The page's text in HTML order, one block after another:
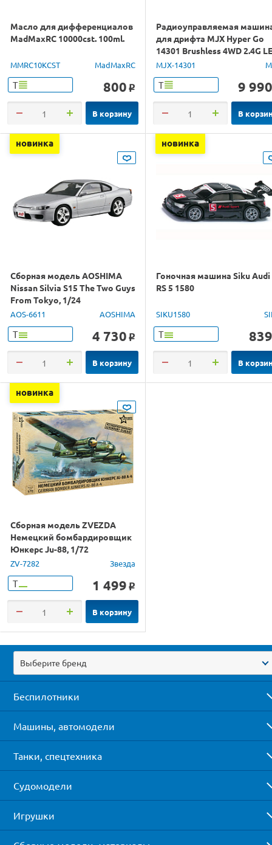
Масло для дифференциалов
MadMaxRC 10000cst. 100ml.
MMRC10KCST MadMaxRC
Т 800 o
В корзину
Радиоуправляемая
для дрифта MJX Hyper Go
14301 Brushless 4WD 2.4G
1/14 RTR
MJX-14301
Т 9 990
В
новинка
Сборная модель AOSHIMA
Nissan Silvia S15 The Two Guys
From Tokyo, 1/24
AOS-6611 AOSHIMA
Т 4 730 o
В корзину
новинка
Гоночная машина Siku Audi
RS 5 1580
SIKU1580
Т 839
В
новинка
Сборная модель ZVEZDA
Немецкий бомбардировщик
Юнкерс Ju-88, 1/72
ZV-7282 Звезда
Т 1 499 o
В корзину
Выберите бренд
Беспилотники
Машины, автомодели
Танки, спецтехника
Судомодели
Игрушки